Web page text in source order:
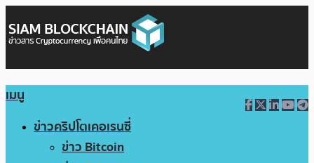
เมนู
ข่าวคริปโตเคอเรนซี่
ข่าว Bitcoin